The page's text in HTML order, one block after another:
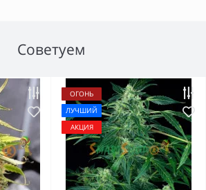
Советуем
ОГОНЬ
ЛУЧШИЙ
АКЦИЯ